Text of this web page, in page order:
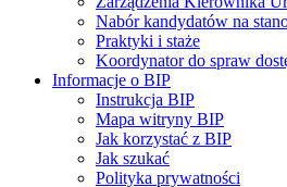
Nabór kandydatów na
Praktyki i staże
Koordynator do spraw
Informacje o BIP
Instrukcja BIP
Mapa witryny BIP
Jak korzystać z BIP
Jak szukać
Polityka prywatności